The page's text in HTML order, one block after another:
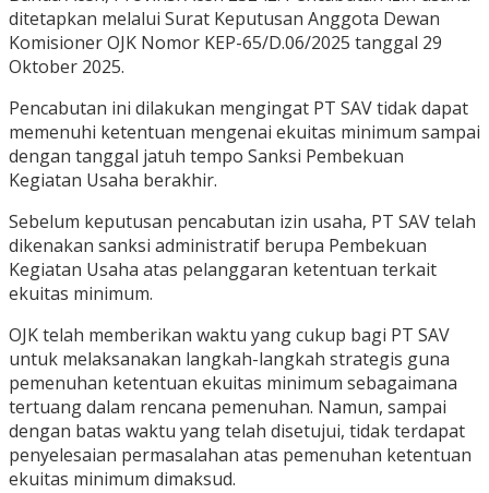
ditetapkan melalui Surat Keputusan Anggota Dewan
Komisioner OJK Nomor KEP-65/D.06/2025 tanggal 29
Oktober 2025.
Pencabutan ini dilakukan mengingat PT SAV tidak dapat
memenuhi ketentuan mengenai ekuitas minimum sampai
dengan tanggal jatuh tempo Sanksi Pembekuan
Kegiatan Usaha berakhir.
Sebelum keputusan pencabutan izin usaha, PT SAV telah
dikenakan sanksi administratif berupa Pembekuan
Kegiatan Usaha atas pelanggaran ketentuan terkait
ekuitas minimum.
OJK telah memberikan waktu yang cukup bagi PT SAV
untuk melaksanakan langkah-langkah strategis guna
pemenuhan ketentuan ekuitas minimum sebagaimana
tertuang dalam rencana pemenuhan. Namun, sampai
dengan batas waktu yang telah disetujui, tidak terdapat
penyelesaian permasalahan atas pemenuhan ketentuan
ekuitas minimum dimaksud.